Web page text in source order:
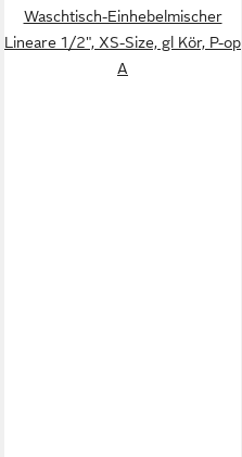
Waschtisch-Einhebelmischer
Lineare 1/2", XS-Size, gl Kör, P-op
A